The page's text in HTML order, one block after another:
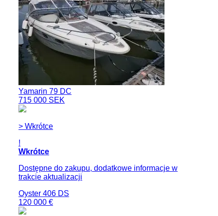
Yamarin 79 DC
715 000 SEK
> Wkrótce
!
Wkrótce
Dostępne do zakupu, dodatkowe informacje w
trakcie aktualizacji
Oyster 406 DS
120 000 €